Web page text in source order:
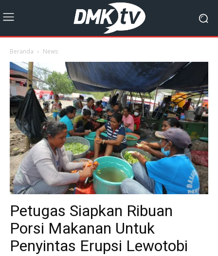
Beranda News
Petugas Siapkan Ribuan
Porsi Makanan Untuk
Penyintas Erupsi Lewotobi